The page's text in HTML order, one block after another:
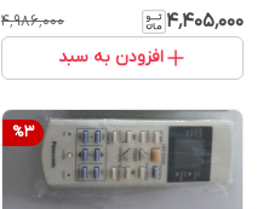
پاناسونیک
۴٬۴۰۵٬۰۰۰ ۴٬۹۸۶٬۰۰۰
افزودن به سبد
%3